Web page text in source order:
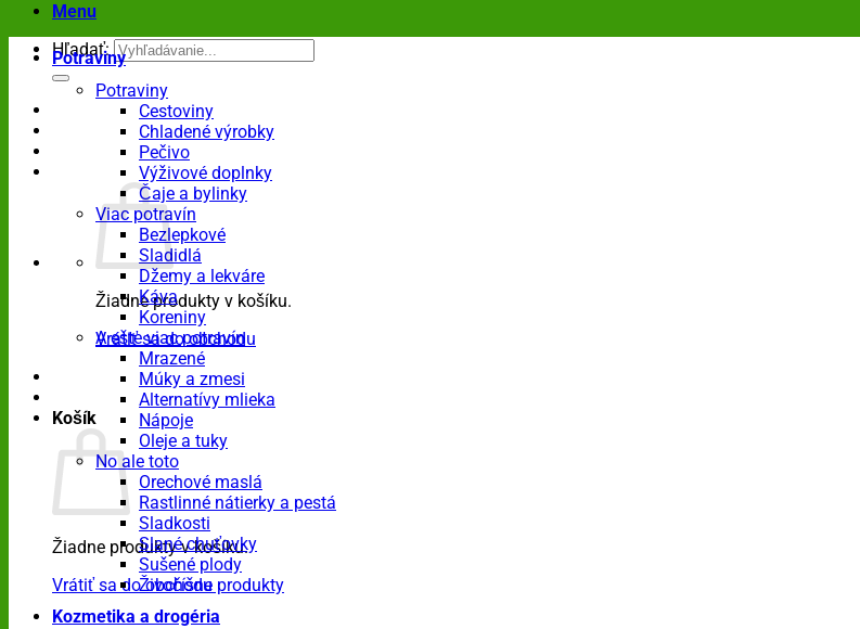
Menu
Hľadať:
Žiadne produkty v košíku.
Vrátiť sa do obchodu
Košík
Žiadne produkty v košíku.
Vrátiť sa do obchodu
Potraviny
Potraviny
Cestoviny
Chladené výrobky
Pečivo
Výživové doplnky
Čaje a bylinky
Viac potravín
Bezlepkové
Sladidlá
Džemy a lekváre
Káva
Koreniny
A ešte viac potravín
Mrazené
Múky a zmesi
Alternatívy mlieka
Nápoje
Oleje a tuky
No ale toto
Orechové maslá
Rastlinné nátierky a pestá
Sladkosti
Slané chuťovky
Sušené plody
Živočíšne produkty
Kozmetika a drogéria